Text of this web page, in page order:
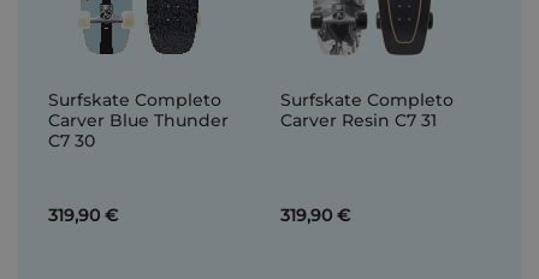
Surfskate Completo
Carver Blue Thunder
C7 30
319,90 €
Surfskate Completo
Carver Resin C7 31
319,90 €